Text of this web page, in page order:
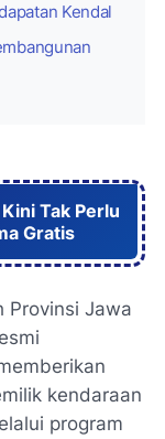
Kendal
Tak Perlu
Gratis
Provinsi Jawa
kendaraan
program